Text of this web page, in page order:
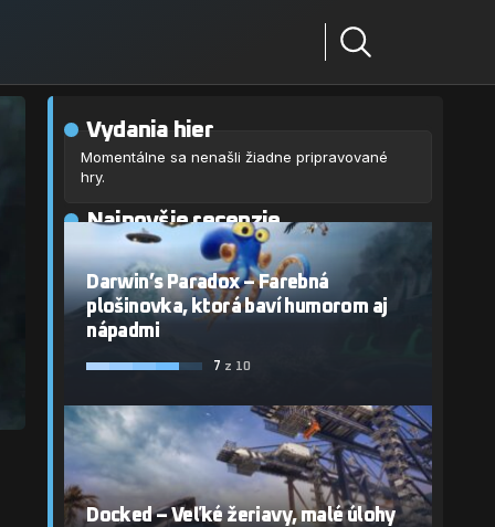
Vydania hier
Momentálne sa nenašli žiadne pripravované
hry.
Najnovšie recenzie
Darwin’s Paradox – Farebná
plošinovka, ktorá baví humorom aj
nápadmi
7 z 10
Docked – Veľké žeriavy, malé úlohy